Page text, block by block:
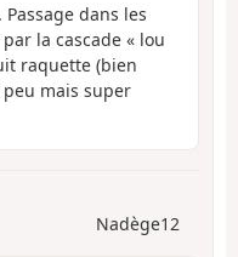
dans les
la cascade « lou
raquette (bien
mais super
Nadège12